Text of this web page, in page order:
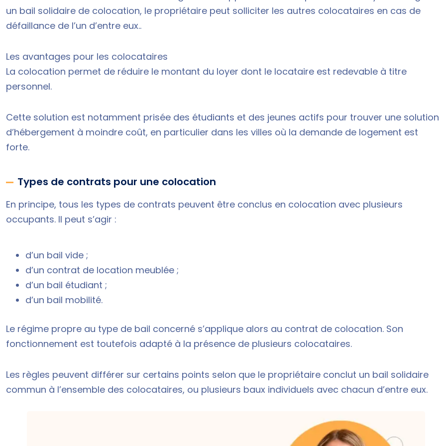
un bail solidaire de colocation, le propriétaire peut solliciter les autres colocataires en cas de
défaillance de l’un d’entre eux..
Les avantages pour les colocataires
La colocation permet de réduire le montant du loyer dont le locataire est redevable à titre
personnel.
Cette solution est notamment prisée des étudiants et des jeunes actifs pour trouver une solution
d’hébergement à moindre coût, en particulier dans les villes où la demande de logement est
forte.
Types de contrats pour une colocation
En principe, tous les types de contrats peuvent être conclus en colocation avec plusieurs
occupants. Il peut s’agir :
d’un bail vide ;
d’un contrat de location meublée ;
d’un bail étudiant ;
d’un bail mobilité.
Le régime propre au type de bail concerné s’applique alors au contrat de colocation. Son
fonctionnement est toutefois adapté à la présence de plusieurs colocataires.
Les règles peuvent différer sur certains points selon que le propriétaire conclut un bail solidaire
commun à l’ensemble des colocataires, ou plusieurs baux individuels avec chacun d’entre eux.